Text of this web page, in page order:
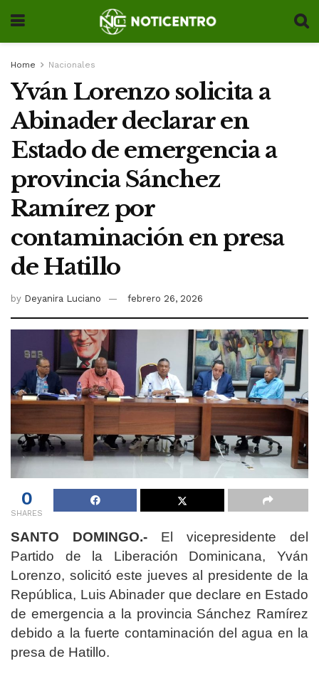
Home Nacionales
Yván Lorenzo solicita a
Abinader declarar en
Estado de emergencia a
provincia Sánchez
Ramírez por
contaminación en presa
de Hatillo
by Deyanira Luciano febrero 26, 2026
0
SHARES
SANTO DOMINGO.- El vicepresidente del
Partido de la Liberación Dominicana, Yván
Lorenzo, solicitó este jueves al presidente de la
República, Luis Abinader que declare en Estado
de emergencia a la provincia Sánchez Ramírez
debido a la fuerte contaminación del agua en la
presa de Hatillo.